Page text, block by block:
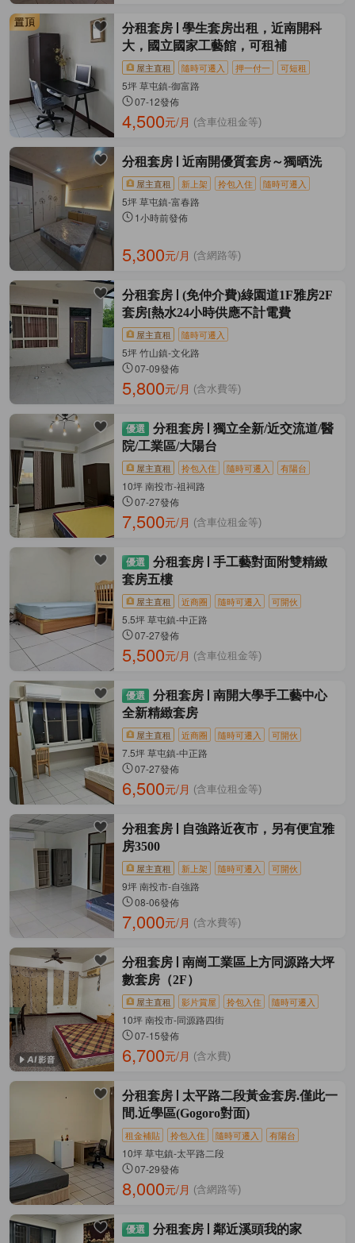
分租套房
學生套房出租，近南開科
大，國立國家工藝館，可租補
屋主直租 隨時可遷入 押一付一 可短租
5坪 草屯鎮-御富路
07-12發佈
4,500元/月 (含車位租金等)
分租套房 近南開優質套房～獨晒洗
屋主直租 新上架 拎包入住 隨時可遷入
5坪 草屯鎮-富春路
1小時前發佈
5,300元/月 (含網路等)
分租套房
(免仲介費)綠園道1F雅房2F
套房[熱水24小時供應不計電費
屋主直租 隨時可遷入
5坪 竹山鎮-文化路
07-09發佈
5,800元/月 (含水費等)
分租套房
獨立全新/近交流道/醫
院/工業區/大陽台
屋主直租 拎包入住 隨時可遷入 有陽台
10坪 南投市-祖祠路
07-27發佈
7,500元/月 (含車位租金等)
分租套房
手工藝對面附雙精緻
套房五樓
屋主直租 近商圈 隨時可遷入 可開伙
5.5坪 草屯鎮-中正路
07-27發佈
5,500元/月 (含車位租金等)
分租套房
南開大學手工藝中心
全新精緻套房
屋主直租 近商圈 隨時可遷入 可開伙
7.5坪 草屯鎮-中正路
07-27發佈
6,500元/月 (含車位租金等)
分租套房
自強路近夜市，另有便宜雅
房3500
屋主直租 新上架 隨時可遷入 可開伙
9坪 南投市-自強路
08-06發佈
7,000元/月 (含水費等)
分租套房
南崗工業區上方同源路大坪
數套房（2F）
屋主直租 影片賞屋 拎包入住 隨時可遷入
10坪 南投市-同源路四街
07-15發佈
6,700元/月 (含水費)
分租套房
太平路二段黃金套房.僅此一
間.近學區(Gogoro對面)
租金補貼 拎包入住 隨時可遷入 有陽台
10坪 草屯鎮-太平路二段
07-29發佈
8,000元/月 (含網路等)
分租套房 鄰近溪頭我的家